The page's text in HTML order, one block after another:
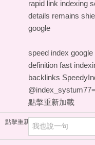
rapid link indexing
details remains
google
speed index
definition fast
backlinks
@index_systum77=
點擊重新加載
點擊重新加載